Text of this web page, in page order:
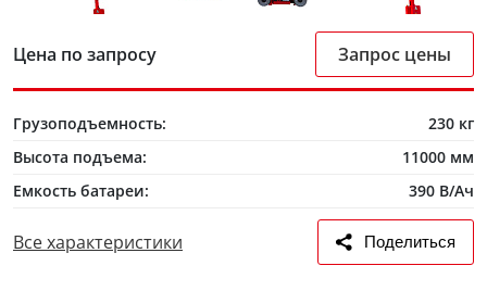
Цена по запросу Запрос цены
Грузоподъемность:
230 кг
Высота подъема:
11000 мм
Емкость батареи:
390 В/Ач
Все характеристики Поделиться